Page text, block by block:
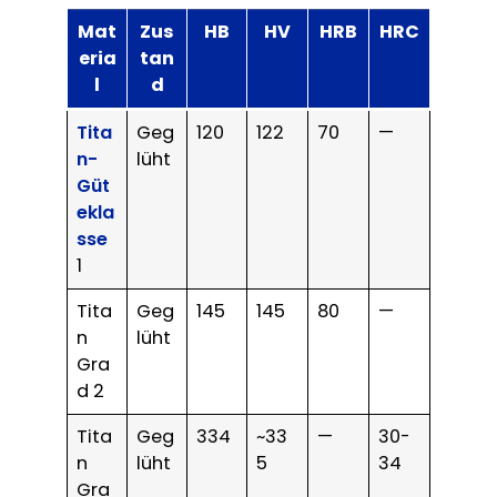
Mat
eria
l
Zus
tan
d
HB HV HRB HRC
Tita
n-
Güt
ekla
sse
1
Geg
lüht
120 122 70 —
Tita
n
Gra
d 2
Geg
lüht
145 145 80 —
Tita
n
Gra
Geg
lüht
334
~33
5
—
30-
34